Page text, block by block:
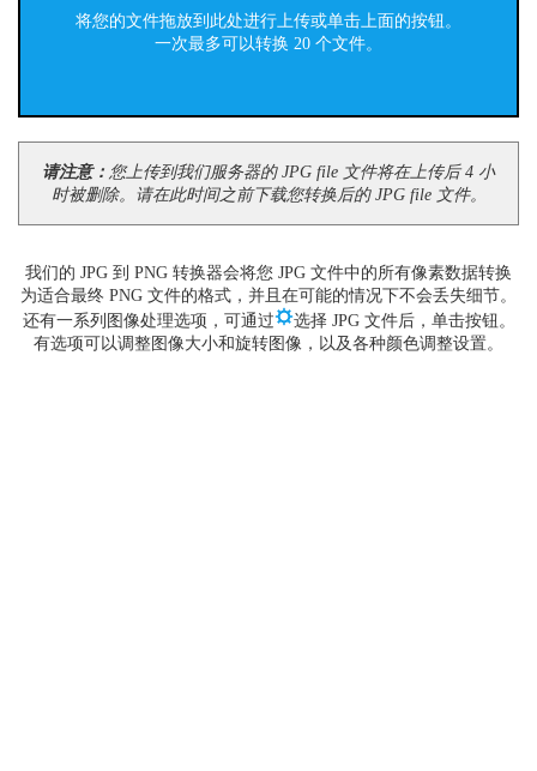
将您的文件拖放到此处进行上传或单击上面的按钮。
一次最多可以转换 20 个文件。
请注意： 您上传到我们服务器的 JPG file 文件将在上传后 4 小
时被删除。请在此时间之前下载您转换后的 JPG file 文件。
我们的 JPG 到 PNG 转换器会将您 JPG 文件中的所有像素数据转换
为适合最终 PNG 文件的格式，并且在可能的情况下不会丢失细节。
还有一系列图像处理选项，可通过
选择 JPG 文件后，单击按钮。
有选项可以调整图像大小和旋转图像，以及各种颜色调整设置。